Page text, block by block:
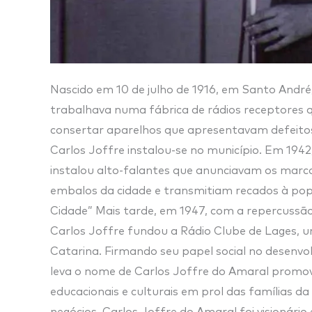
Nascido em 10 de julho de 1916, em Santo
trabalhava numa fábrica de rádios receptores
consertar aparelhos que apresentavam
Carlos Joffre instalou-se no município. Em
instalou alto-falantes que anunciavam os
embalos da cidade e transmitiam recados à
Cidade” Mais tarde, em 1947, com a
Carlos Joffre fundou a Rádio Clube de Lages,
Catarina. Firmando seu papel social no
leva o nome de Carlos Joffre do Amaral
educacionais e culturais em prol das famílias